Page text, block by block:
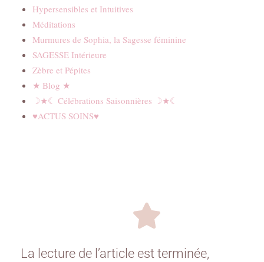
Hypersensibles et Intuitives
Méditations
Murmures de Sophia, la Sagesse féminine
SAGESSE Intérieure
Zèbre et Pépites
★ Blog ★
☽★☾ Célébrations Saisonnières ☽★☾
♥ACTUS SOINS♥
La lecture de l’article est terminée,